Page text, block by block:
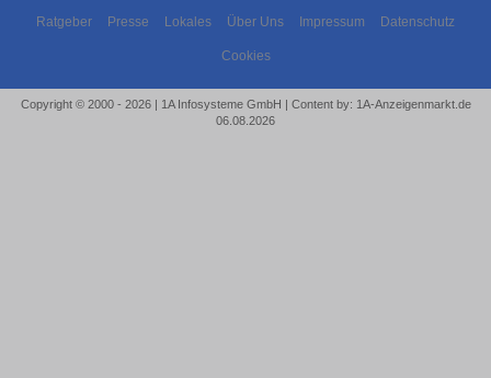
Ratgeber Presse Lokales Über Uns Impressum Datenschutz
Cookies
Copyright © 2000 - 2026 | 1A Infosysteme GmbH | Content by: 1A-Anzeigenmarkt.de
06.08.2026